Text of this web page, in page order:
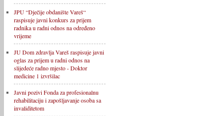
JPU “Dječije obdanište Vareš“
raspisuje javni konkurs za prijem
radnika u radni odnos na određeno
vrijeme
JU Dom zdravlja Vareš raspisuje javni
oglas za prijem u radni odnos na
slijedeće radno mjesto - Doktor
medicine 1 izvršilac
Javni pozivi Fonda za profesionalnu
rehabilitaciju i zapošljavanje osoba sa
invaliditetom